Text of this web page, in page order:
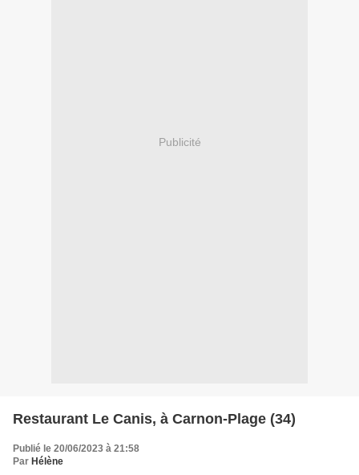
Publicité
Restaurant Le Canis, à Carnon-Plage (34)
Publié le 20/06/2023 à 21:58
Par Hélène